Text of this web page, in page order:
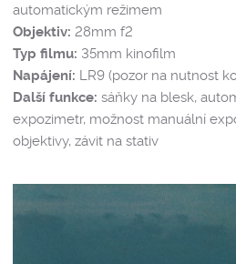
automatickým režimem
Objektiv: 28mm f2
Typ filmu: 35mm kinofilm
Napájení: LR9 (pozor na nutnost
Další funkce: sáňky na blesk,
expozimetr, možnost manuální
objektivy, závit na stativ